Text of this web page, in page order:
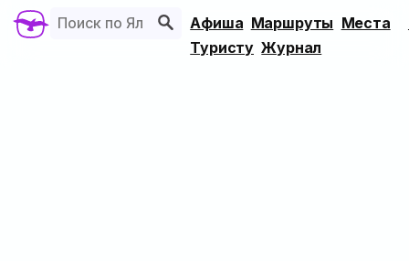
Афиша Маршруты Места
Туристу Журнал